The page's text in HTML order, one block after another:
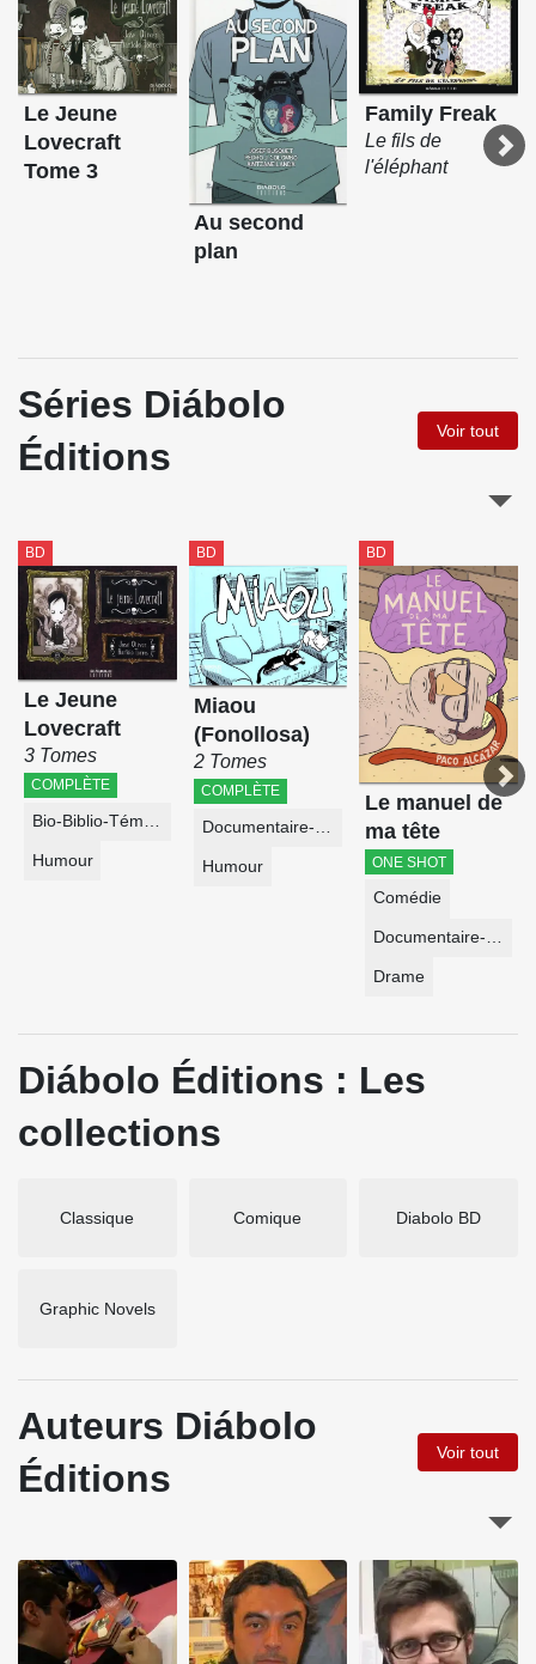
Le Jeune
Lovecraft
Tome 3
Au second
plan
Family Freak
Le fils de
l'éléphant
Séries Diábolo
Éditions
Voir tout
BD
Le Jeune
Lovecraft
3 Tomes
COMPLÈTE
Bio-Biblio-Témoignage
Humour
BD
Miaou
(Fonollosa)
2 Tomes
COMPLÈTE
Documentaire-Encyclopédie
Humour
BD
Le manuel de
ma tête
ONE SHOT
Comédie
Documentaire-Encyclopédie
Drame
Diábolo Éditions : Les
collections
Classique Comique Diabolo BD
Graphic Novels
Auteurs Diábolo
Éditions
Voir tout